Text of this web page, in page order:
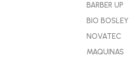
BARBER UP
BIO BOSLEY
NOVATEC
MAQUINAS